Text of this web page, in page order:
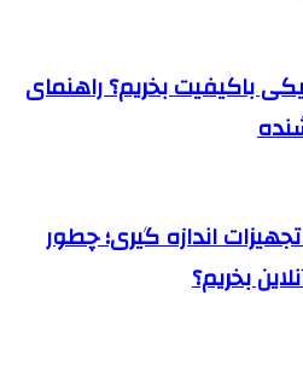
باکیفیت بخریم؟ راهنمای
اندازه گیری؛ چطور
بخریم؟